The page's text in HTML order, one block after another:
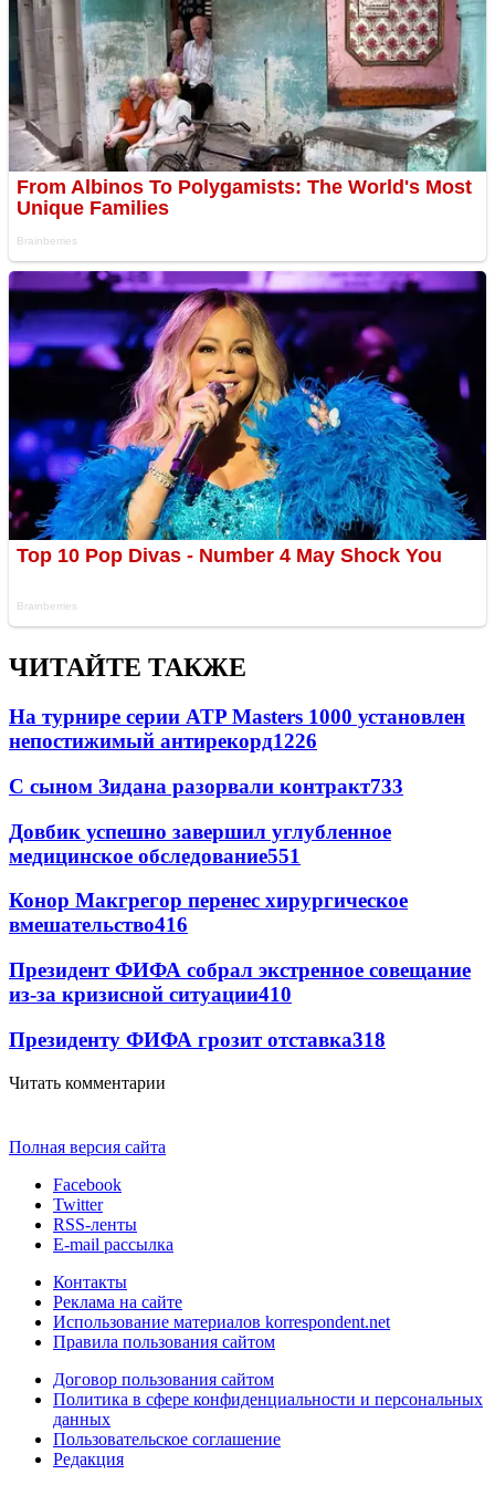
ЧИТАЙТЕ ТАКЖЕ
На турнире серии ATP Masters 1000 установлен
непостижимый антирекорд1226
С сыном Зидана разорвали контракт733
Довбик успешно завершил углубленное
медицинское обследование551
Конор Макгрегор перенес хирургическое
вмешательство416
Президент ФИФА собрал экстренное совещание
из-за кризисной ситуации410
Президенту ФИФА грозит отставка318
Читать комментарии
Полная версия сайта
Facebook
Twitter
RSS-ленты
E-mail рассылка
Контакты
Реклама на сайте
Использование материалов korrespondent.net
Правила пользования сайтом
Договор пользования сайтом
Политика в сфере конфиденциальности и персональных
данных
Пользовательское соглашение
Редакция